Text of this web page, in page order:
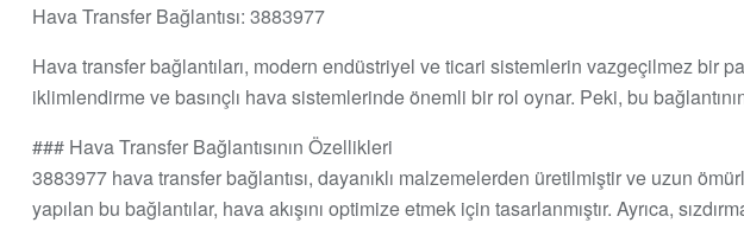
Hava Transfer Bağlantısı: 3883977
Hava transfer bağlantıları, modern endüstriyel ve ticari sistemlerin vazgeçilmez bir
iklimlendirme ve basınçlı hava sistemlerinde önemli bir rol oynar. Peki, bu
### Hava Transfer Bağlantısının Özellikleri
3883977 hava transfer bağlantısı, dayanıklı malzemelerden üretilmiştir ve uzun
yapılan bu bağlantılar, hava akışını optimize etmek için tasarlanmıştır. Ayrıca,